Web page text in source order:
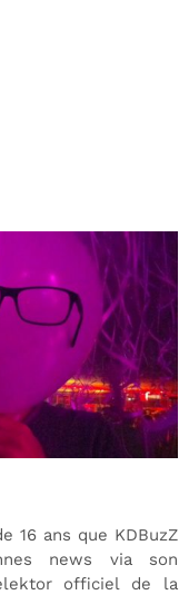
16 ans que KDBuzZ
news via son
officiel de la